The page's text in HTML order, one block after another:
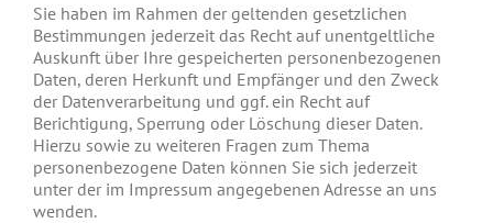
Sie haben im Rahmen der geltenden gesetzlichen
Bestimmungen jederzeit das Recht auf unentgeltliche
Auskunft über Ihre gespeicherten personenbezogenen
Daten, deren Herkunft und Empfänger und den Zweck
der Datenverarbeitung und ggf. ein Recht auf
Berichtigung, Sperrung oder Löschung dieser Daten.
Hierzu sowie zu weiteren Fragen zum Thema
personenbezogene Daten können Sie sich jederzeit
unter der im Impressum angegebenen Adresse an uns
wenden.